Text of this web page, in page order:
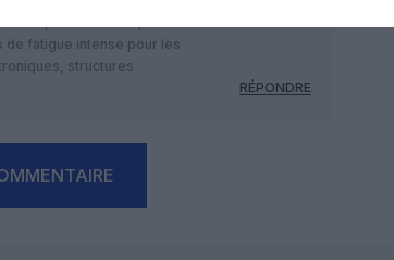
amplitude de température
de fatigue intense pour les
structures
RÉPONDRE